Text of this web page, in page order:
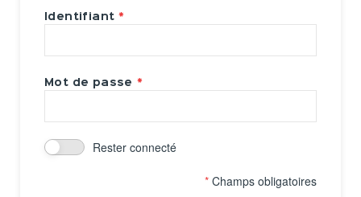
Identifiant
Mot de passe
Rester connecté
* Champs obligatoires